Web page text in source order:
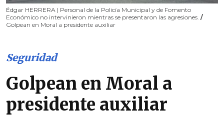
Édgar HERRERA | Personal de la Policía Municipal y de Fomento
Económico no intervinieron mientras se presentaron las agresiones. /
Golpean en Moral a presidente auxiliar
Seguridad
Golpean en Moral a
presidente auxiliar